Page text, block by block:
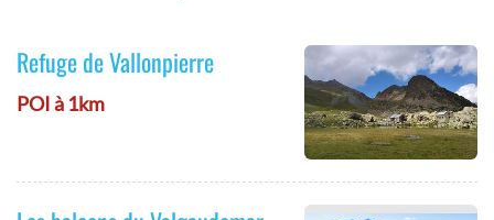
Refuge de Vallonpierre
POI à 1km